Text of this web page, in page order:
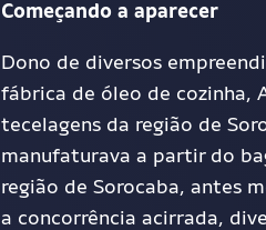
Começando a aparecer
Dono de diversos
fábrica de óleo de cozinha,
tecelagens da região de
manufaturava a partir do
região de Sorocaba, antes
a concorrência acirrada,